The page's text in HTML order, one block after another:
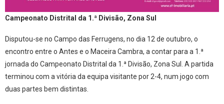
Campeonato Distrital da 1.ª Divisão, Zona Sul
Disputou-se no Campo das Ferrugens, no dia 12 de outubro, o
encontro entre o Antes e o Maceira Cambra, a contar para a 1.ª
jornada do Campeonato Distrital da 1.ª Divisão, Zona Sul. A partida
terminou com a vitória da equipa visitante por 2-4, num jogo com
duas partes bem distintas.